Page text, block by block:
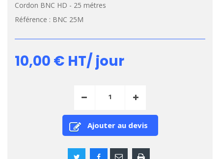
Cordon BNC HD - 25 métres
Référence : BNC 25M
10,00 € HT/ jour
Ajouter au devis